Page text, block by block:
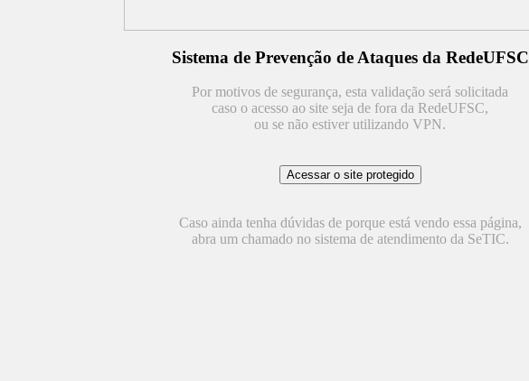
Sistema de Prevenção de Ataques da RedeUFSC
Por motivos de segurança, esta validação será solicitada
caso o acesso ao site seja de fora da RedeUFSC,
ou se não estiver utilizando VPN.
Caso ainda tenha dúvidas de porque está vendo essa página,
abra um chamado no sistema de atendimento da SeTIC.